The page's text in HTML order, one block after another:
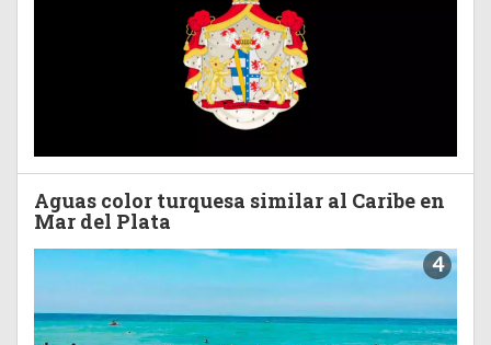
Aguas color turquesa similar al Caribe en
Mar del Plata
4